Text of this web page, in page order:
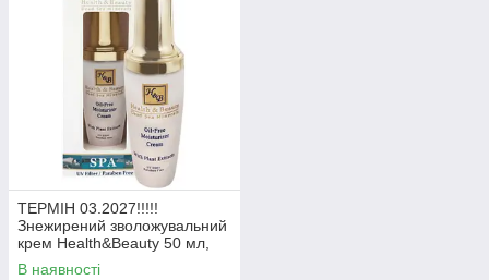
ТЕРМІН 03.2027!!!!!
Знежирений зволожувальний
крем Health&Beauty 50 мл,
арт.843939
В наявності